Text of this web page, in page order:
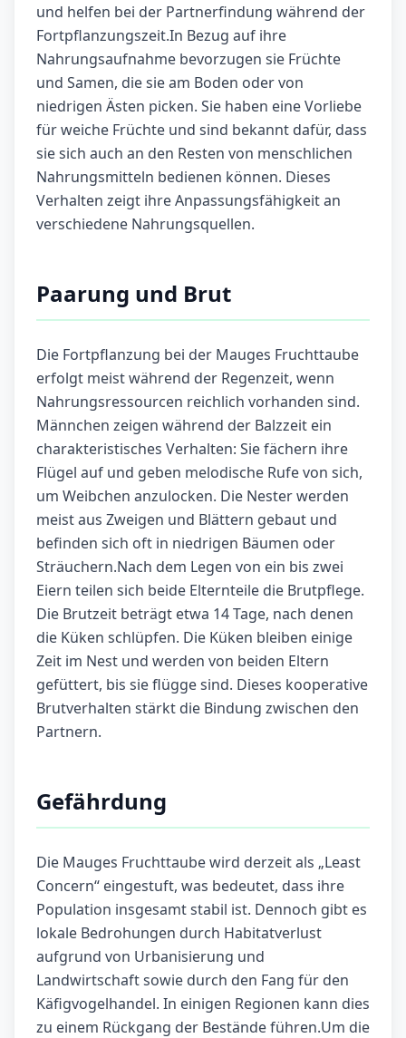
und helfen bei der Partnerfindung während der
Fortpflanzungszeit.In Bezug auf ihre
Nahrungsaufnahme bevorzugen sie Früchte
und Samen, die sie am Boden oder von
niedrigen Ästen picken. Sie haben eine Vorliebe
für weiche Früchte und sind bekannt dafür, dass
sie sich auch an den Resten von menschlichen
Nahrungsmitteln bedienen können. Dieses
Verhalten zeigt ihre Anpassungsfähigkeit an
verschiedene Nahrungsquellen.
Paarung und Brut
Die Fortpflanzung bei der Mauges Fruchttaube
erfolgt meist während der Regenzeit, wenn
Nahrungsressourcen reichlich vorhanden sind.
Männchen zeigen während der Balzzeit ein
charakteristisches Verhalten: Sie fächern ihre
Flügel auf und geben melodische Rufe von sich,
um Weibchen anzulocken. Die Nester werden
meist aus Zweigen und Blättern gebaut und
befinden sich oft in niedrigen Bäumen oder
Sträuchern.Nach dem Legen von ein bis zwei
Eiern teilen sich beide Elternteile die Brutpflege.
Die Brutzeit beträgt etwa 14 Tage, nach denen
die Küken schlüpfen. Die Küken bleiben einige
Zeit im Nest und werden von beiden Eltern
gefüttert, bis sie flügge sind. Dieses kooperative
Brutverhalten stärkt die Bindung zwischen den
Partnern.
Gefährdung
Die Mauges Fruchttaube wird derzeit als „Least
Concern“ eingestuft, was bedeutet, dass ihre
Population insgesamt stabil ist. Dennoch gibt es
lokale Bedrohungen durch Habitatverlust
aufgrund von Urbanisierung und
Landwirtschaft sowie durch den Fang für den
Käfigvogelhandel. In einigen Regionen kann dies
zu einem Rückgang der Bestände führen.Um die